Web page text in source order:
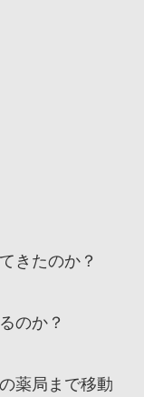
きたのか？
のか？
薬局まで移動